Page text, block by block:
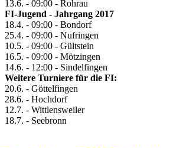
13.6. - 09:00 - Rohrau
FI-Jugend - Jahrgang 2017
18.4. - 09:00 - Bondorf
25.4. - 09:00 - Nufringen
10.5. - 09:00 - Gültstein
16.5. - 09:00 - Mötzingen
14.6. - 12:00 - Sindelfingen
Weitere Turniere für die FI:
20.6. - Göttelfingen
28.6. - Hochdorf
12.7. - Wittlensweiler
18.7. - Seebronn